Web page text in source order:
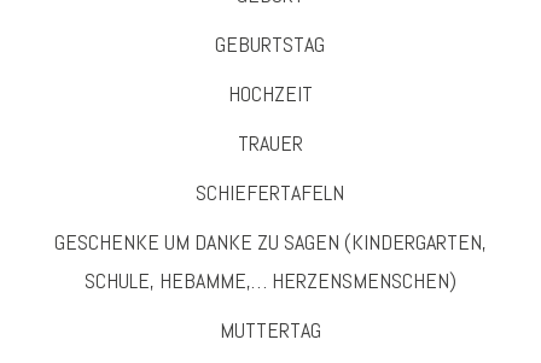
GEBURTSTAG
HOCHZEIT
TRAUER
SCHIEFERTAFELN
GESCHENKE UM DANKE ZU SAGEN (KINDERGARTEN,
SCHULE, HEBAMME,… HERZENSMENSCHEN)
MUTTERTAG